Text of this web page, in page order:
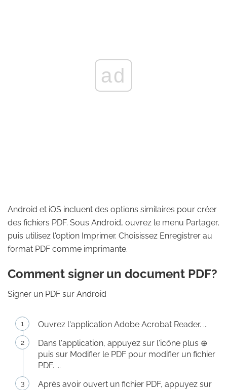
ad
Android et iOS incluent des options similaires pour créer
des fichiers PDF. Sous Android, ouvrez le menu Partager,
puis utilisez l'option Imprimer. Choisissez Enregistrer au
format PDF comme imprimante.
Comment signer un document PDF?
Signer un PDF sur Android
Ouvrez l'application Adobe Acrobat Reader. ...
Dans l'application, appuyez sur l'icône plus ⊕
puis sur Modifier le PDF pour modifier un fichier
PDF. ...
Après avoir ouvert un fichier PDF, appuyez sur